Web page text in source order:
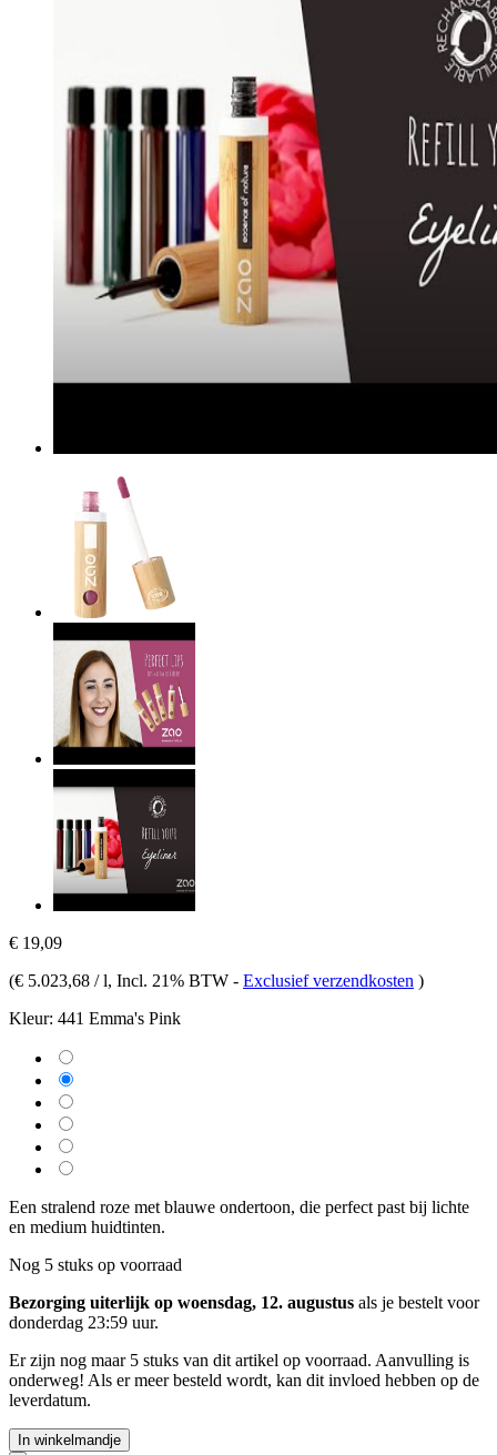
€ 19,09
(€ 5.023,68 / l, Incl. 21% BTW - Exclusief verzendkosten )
Kleur: 441 Emma's Pink
Een stralend roze met blauwe ondertoon, die perfect past bij lichte
en medium huidtinten.
Nog 5 stuks op voorraad
Bezorging uiterlijk op woensdag, 12. augustus als je bestelt voor
donderdag 23:59 uur.
Er zijn nog maar 5 stuks van dit artikel op voorraad. Aanvulling is
onderweg! Als er meer besteld wordt, kan dit invloed hebben op de
leverdatum.
In winkelmandje